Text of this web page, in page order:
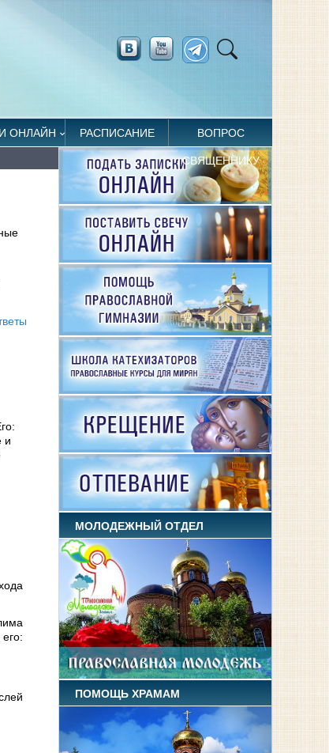
ОНЛАЙН РАСПИСАНИЕ ВОПРОС
СВЯЩЕННИКУ
и
МОЛОДЕЖНЫЙ ОТДЕЛ
ПОМОЩЬ ХРАМАМ